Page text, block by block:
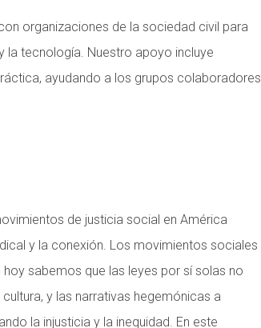
organizaciones de la sociedad civil para
tecnología. Nuestro apoyo incluye
ayudando a los grupos colaboradores
de justicia social en América
y la conexión. Los movimientos sociales
sabemos que las leyes por sí solas no
y las narrativas hegemónicas a
la injusticia y la inequidad. En este